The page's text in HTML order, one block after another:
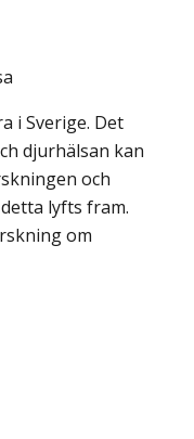
i Sverige. Det
djurhälsan kan
och
lyfts fram.
om